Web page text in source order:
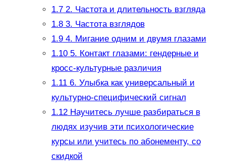
1.72. Частота и длительность взгляда
1.83. Частота взглядов
1.94. Мигание одним и двумя глазами
1.105. Контакт глазами: гендерные и
кросс-культурные различия
1.116. Улыбка как универсальный и
культурно-специфический сигнал
1.12Научитесь лучше разбираться в
людях изучив эти психологические
курсы или учитесь по абонементу, со
скидкой